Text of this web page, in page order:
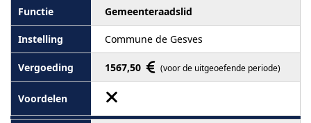
Gemeenteraadslid
Commune de Gesves
1567,50 (voor de uitgeoefende periode)